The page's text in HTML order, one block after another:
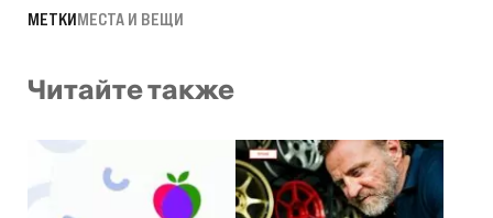
МЕТКИМЕСТА И ВЕЩИ
Читайте также